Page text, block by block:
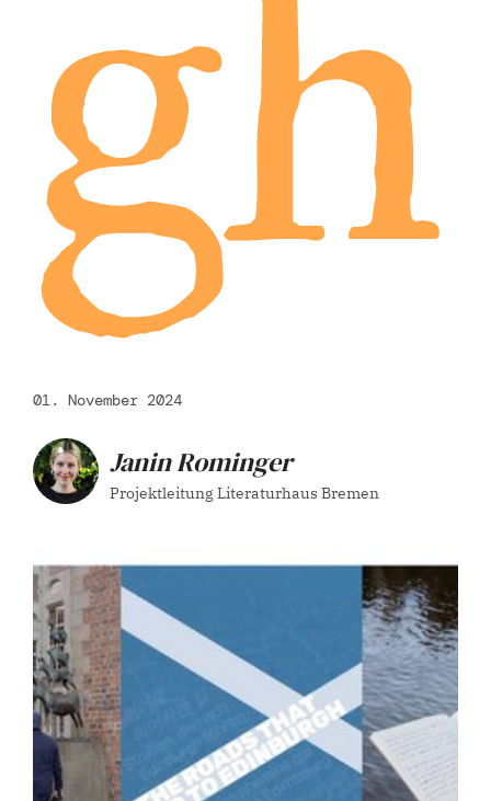
gh
01. November 2024
Janin Rominger
Projektleitung Literaturhaus Bremen